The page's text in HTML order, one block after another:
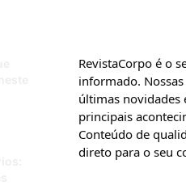
RevistaCorpo é o
informado.
últimas novidades
principais
Conteúdo de
direto para o seu